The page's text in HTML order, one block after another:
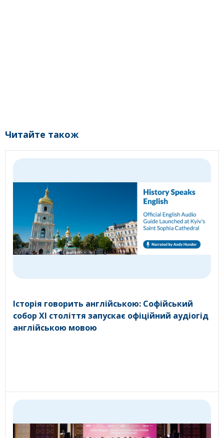
Читайте також
Історія говорить англійською: Софійський
собор XI століття запускає офіційний аудіогід
англійською мовою